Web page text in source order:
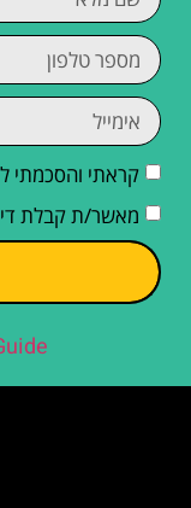
קראתי והסכמתי ל
מאשר/ת קבלת